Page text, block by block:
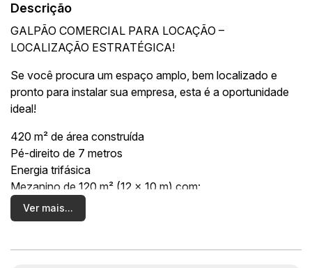
Descrição
GALPÃO COMERCIAL PARA LOCAÇÃO –
LOCALIZAÇÃO ESTRATÉGICA!
Se você procura um espaço amplo, bem localizado e
pronto para instalar sua empresa, esta é a oportunidade
ideal!
420 m² de área construída
Pé-direito de 7 metros
Energia trifásica
Mezanino de 120 m² (12 x 10 m) com:
3 salas para escritório
Ver mais...